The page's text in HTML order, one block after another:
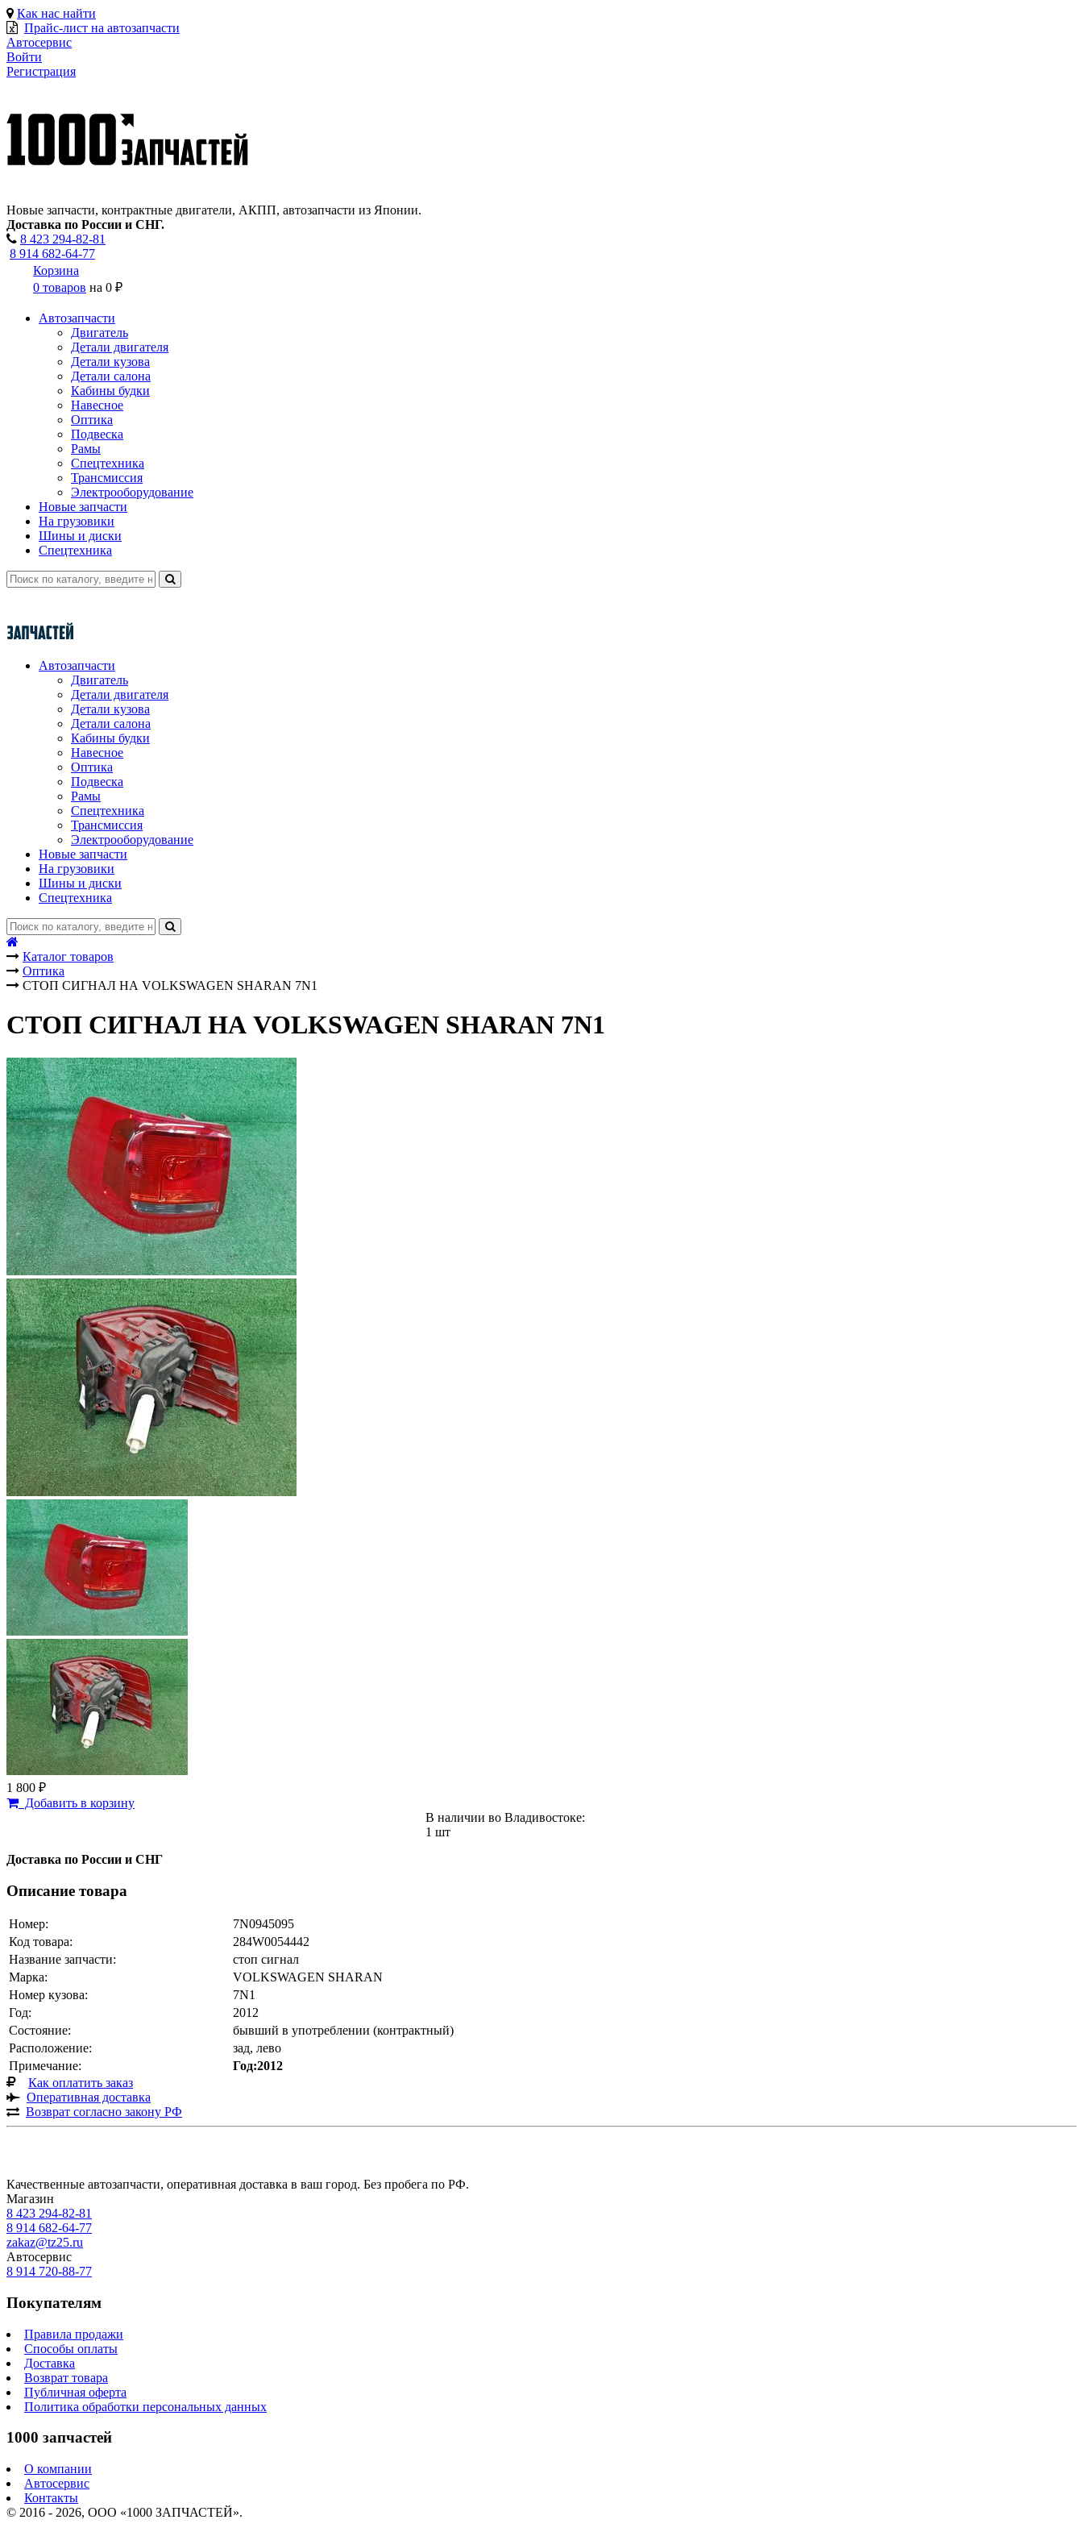
Как нас найти
Прайс-лист на автозапчасти
Автосервис
Войти
Регистрация
Новые запчасти, контрактные двигатели, АКПП, автозапчасти из Японии.
Доставка по России и СНГ.
8 423 294-82-81
8 914 682-64-77
Корзина
0 товаров на 0 ₽
Автозапчасти
Двигатель
Детали двигателя
Детали кузова
Детали салона
Кабины будки
Навесное
Оптика
Подвеска
Рамы
Спецтехника
Трансмиссия
Электрооборудование
Новые запчасти
На грузовики
Шины и диски
Спецтехника
Автозапчасти
Двигатель
Детали двигателя
Детали кузова
Детали салона
Кабины будки
Навесное
Оптика
Подвеска
Рамы
Спецтехника
Трансмиссия
Электрооборудование
Новые запчасти
На грузовики
Шины и диски
Спецтехника
Каталог товаров
Оптика
СТОП СИГНАЛ НА VOLKSWAGEN SHARAN 7N1
СТОП СИГНАЛ НА VOLKSWAGEN SHARAN 7N1
1 800 ₽
Добавить в корзину
В наличии во Владивостоке:
1 шт
Доставка по России и СНГ
Описание товара
Номер:
7N0945095
Код товара:
284W0054442
Название запчасти:
стоп сигнал
Марка:
VOLKSWAGEN SHARAN
Номер кузова:
7N1
Год:
2012
Состояние:
бывший в употреблении (контрактный)
Расположение:
зад, лево
Примечание:
Год:2012
Как оплатить заказ
Оперативная доставка
Возврат согласно закону РФ
Качественные автозапчасти, оперативная доставка в ваш город. Без пробега по РФ.
Магазин
8 423 294-82-81
8 914 682-64-77
zakaz@tz25.ru
Автосервис
8 914 720-88-77
Покупателям
Правила продажи
Способы оплаты
Доставка
Возврат товара
Публичная оферта
Политика обработки персональных данных
1000 запчастей
О компании
Автосервис
Контакты
© 2016 - 2026, ООО «1000 ЗАПЧАСТЕЙ».